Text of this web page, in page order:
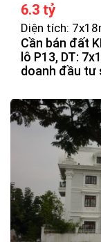
6.3 tỷ
Diện tích:
Cần bán đất
lô P13, DT:
doanh đầu tư